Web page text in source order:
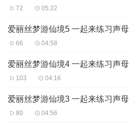
72 05:22
爱丽丝梦游仙境5 一起来练习声
66 04:58
爱丽丝梦游仙境4 一起来练习声
103 04:16
爱丽丝梦游仙境3 一起来练习声
80 04:56